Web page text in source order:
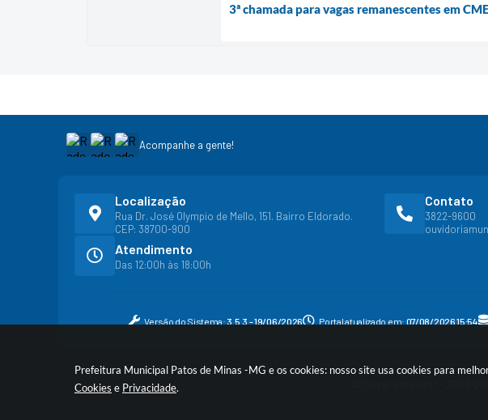
Prefeitura Municipal Patos de Minas -MG e os cookies: nosso site usa cookies para
Cookies e Privacidade.
3ª chamada para vagas remanescentes em
Acompanhe a gente!
Localização
Rua Dr. José Olympio de Mello, 151. Bairro Eldorado.
CEP: 38700-900
Contato
3822-9600
Atendimento
Das 12:00h às 18:00h
Versão do Sistema: 3.5.3 - 19/06/2026 Portal atualizado em: 07/08/2026 15:54